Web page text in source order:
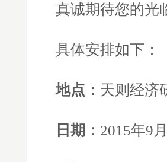
真诚期待您的光
具体安排如下：
地点： 天则经济
日期： 2015年9